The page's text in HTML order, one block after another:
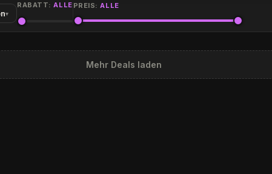
▾
RABATT:ALLE PREIS:ALLE
Mehr Deals laden